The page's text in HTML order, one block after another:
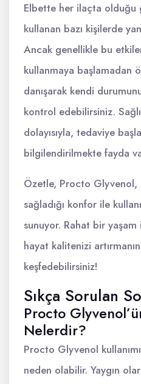
Elbette her ilaçta
kullanan bazı kişilerde
Ancak genellikle bu
kullanmaya başlamadan
danışarak kendi
kontrol edebilirsiniz.
dolayısıyla, tedaviye
bilgilendirilmekte fayda
Özetle, Procto
sağladığı konfor ile
sunuyor. Rahat bir
hayat kalitenizi artırmanın
keşfedebilirsiniz!
Sıkça Sorulan
Procto
Nelerdir?
Procto Glyvenol
neden olabilir. Yaygın